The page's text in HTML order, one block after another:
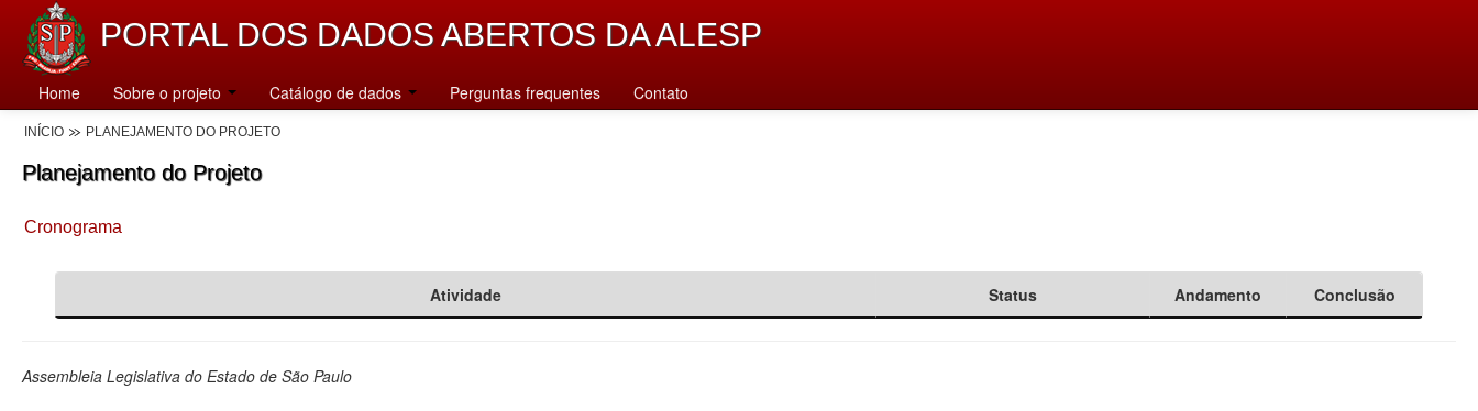
PORTAL DOS DADOS ABERTOS DA ALESP
Home Sobre o projeto Catálogo de dados Perguntas frequentes Contato
INÍCIO PLANEJAMENTO DO PROJETO
Planejamento do Projeto
Cronograma
Atividade Status Andamento Conclusão
Assembleia Legislativa do Estado de São Paulo